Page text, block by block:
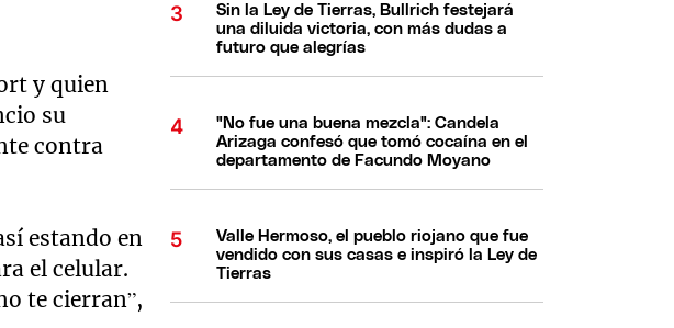
y quien
su
contra
estando en
el celular.
te cierran”,
Sin la Ley de Tierras, Bullrich festejará
una diluida victoria, con más dudas a
futuro que alegrías
"No fue una buena mezcla": Candela
Arizaga confesó que tomó cocaína en el
departamento de Facundo Moyano
Valle Hermoso, el pueblo riojano que fue
vendido con sus casas e inspiró la Ley de
Tierras